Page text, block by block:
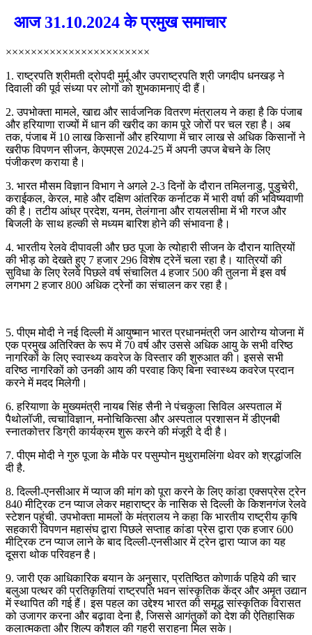
आज 31.10.2024 के प्रमुख समाचार
×××××××××××××××××××××××
1. राष्ट्रपति श्रीमती द्रोपदी मुर्मू और उपराष्ट्रपति श्री जगदीप धनखड़ ने
दिवाली की पूर्व संध्या पर लोगों को शुभकामनाएं दी हैं।
2. उपभोक्ता मामले, खाद्य और सार्वजनिक वितरण मंत्रालय ने कहा है कि पंजाब
और हरियाणा राज्यों में धान की खरीद का काम पूरे जोरों पर चल रहा है। अब
तक, पंजाब में 10 लाख किसानों और हरियाणा में चार लाख से अधिक किसानों ने
खरीफ विपणन सीजन, केएमएस 2024-25 में अपनी उपज बेचने के लिए
पंजीकरण कराया है।
3. भारत मौसम विज्ञान विभाग ने अगले 2-3 दिनों के दौरान तमिलनाडु, पुडुचेरी,
कराईकल, केरल, माहे और दक्षिण आंतरिक कर्नाटक में भारी वर्षा की भविष्यवाणी
की है। तटीय आंध्र प्रदेश, यनम, तेलंगाना और रायलसीमा में भी गरज और
बिजली के साथ हल्की से मध्यम बारिश होने की संभावना है।
4. भारतीय रेलवे दीपावली और छठ पूजा के त्योहारी सीजन के दौरान यात्रियों
की भीड़ को देखते हुए 7 हजार 296 विशेष ट्रेनें चला रहा है। यात्रियों की
सुविधा के लिए रेलवे पिछले वर्ष संचालित 4 हजार 500 की तुलना में इस वर्ष
लगभग 2 हजार 800 अधिक ट्रेनों का संचालन कर रहा है।
5. पीएम मोदी ने नई दिल्ली में आयुष्मान भारत प्रधानमंत्री जन आरोग्य योजना में
एक प्रमुख अतिरिक्त के रूप में 70 वर्ष और उससे अधिक आयु के सभी वरिष्ठ
नागरिकों के लिए स्वास्थ्य कवरेज के विस्तार की शुरुआत की। इससे सभी
वरिष्ठ नागरिकों को उनकी आय की परवाह किए बिना स्वास्थ्य कवरेज प्रदान
करने में मदद मिलेगी।
6. हरियाणा के मुख्यमंत्री नायब सिंह सैनी ने पंचकुला सिविल अस्पताल में
पैथोलॉजी, त्वचाविज्ञान, मनोचिकित्सा और अस्पताल प्रशासन में डीएनबी
स्नातकोत्तर डिग्री कार्यक्रम शुरू करने की मंजूरी दे दी है।
7. पीएम मोदी ने गुरु पूजा के मौके पर पसुम्पोन मुथुरामलिंगा थेवर को श्रद्धांजलि
दी है.
8. दिल्ली-एनसीआर में प्याज की मांग को पूरा करने के लिए कांडा एक्सप्रेस ट्रेन
840 मीट्रिक टन प्याज लेकर महाराष्ट्र के नासिक से दिल्ली के किशनगंज रेलवे
स्टेशन पहुंची. उपभोक्ता मामलों के मंत्रालय ने कहा कि भारतीय राष्ट्रीय कृषि
सहकारी विपणन महासंघ द्वारा पिछले सप्ताह कांडा प्रेस द्वारा एक हजार 600
मीट्रिक टन प्याज लाने के बाद दिल्ली-एनसीआर में ट्रेन द्वारा प्याज का यह
दूसरा थोक परिवहन है।
9. जारी एक आधिकारिक बयान के अनुसार, प्रतिष्ठित कोणार्क पहिये की चार
बलुआ पत्थर की प्रतिकृतियां राष्ट्रपति भवन सांस्कृतिक केंद्र और अमृत उद्यान
में स्थापित की गई हैं। इस पहल का उद्देश्य भारत की समृद्ध सांस्कृतिक विरासत
को उजागर करना और बढ़ावा देना है, जिससे आगंतुकों को देश की ऐतिहासिक
कलात्मकता और शिल्प कौशल की गहरी सराहना मिल सके।